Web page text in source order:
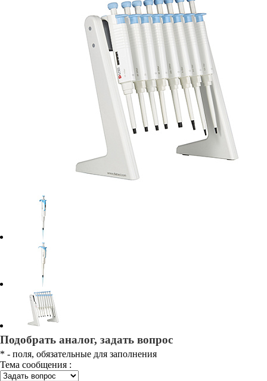
Подобрать аналог, задать вопрос
* - поля, обязательные для заполнения
Тема сообщения :